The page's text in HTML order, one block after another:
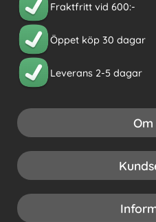
Fraktfritt vid 600:-
Öppet köp 30 dagar
Leverans 2-5 dagar
Om